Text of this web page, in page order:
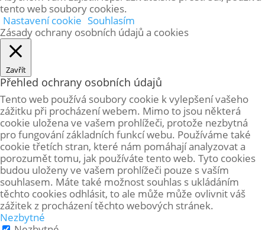
tento web soubory cookies.
Nastavení cookie Souhlasím
Zásady ochrany osobních údajů a cookies
Zavřít
Přehled ochrany osobních údajů
Tento web používá soubory cookie k vylepšení vašeho
zážitku při procházení webem. Mimo to jsou některá
cookie uložena ve vašem prohlížeči, protože nezbytná
pro fungování základních funkcí webu. Používáme také
cookie třetích stran, které nám pomáhají analyzovat a
porozumět tomu, jak používáte tento web. Tyto cookies
budou uloženy ve vašem prohlížeči pouze s vaším
souhlasem. Máte také možnost souhlas s ukládáním
těchto cookies odhlásit, to ale může může ovlivnit váš
zážitek z procházení těchto webových stránek.
Nezbytné